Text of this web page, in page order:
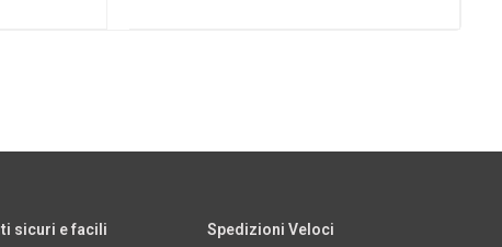
sicuri e facili Spedizioni Veloci